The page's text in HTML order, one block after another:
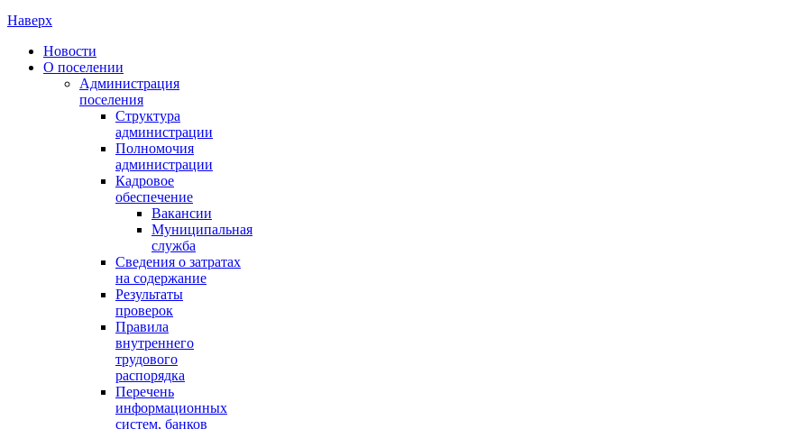
Наверх
Новости
О поселении
Администрация
поселения
Структура
администрации
Полномочия
администрации
Кадровое
обеспечение
Вакансии
Муниципальная
служба
Сведения о затратах
на содержание
Результаты
проверок
Правила
внутреннего
трудового
распорядка
Перечень
информационных
систем, банков